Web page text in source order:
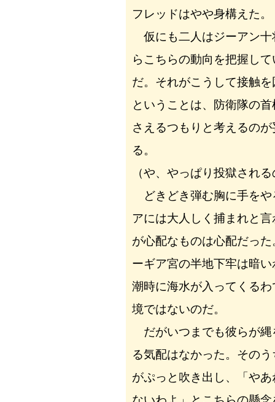
フレッドはやや身構えた。
仮にも二人はジーアン十
らこちらの動向を把握し
だ。それがこうして接触
ということは、防衛隊の
さえるつもりと考えるの
る。
（や、やっぱり投獄され
どきどき弾む胸に手をや
アには大人しく捕まれと
が心配なものは心配だっ
ーギア宮の半地下牢は暗
潮時に海水が入ってくる
境ではないのだ。
だがいつまでも彼らが縄
る気配はなかった。その
がぷっと吹き出し、「や